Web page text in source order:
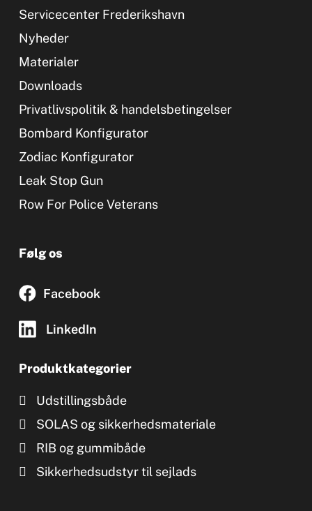
Servicecenter Frederikshavn
Nyheder
Materialer
Downloads
Privatlivspolitik & handelsbetingelser
Bombard Konfigurator
Zodiac Konfigurator
Leak Stop Gun
Row For Police Veterans
Følg os
Facebook
LinkedIn
Produktkategorier
Udstillingsbåde
SOLAS og sikkerhedsmateriale
RIB og gummibåde
Sikkerhedsudstyr til sejlads